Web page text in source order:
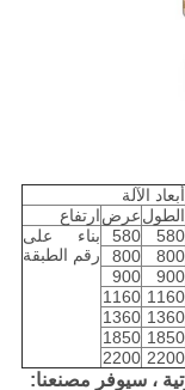
أبعاد الآلة
الطولعرضارتفاع
580
580
بناء على
رقم الطبقة
800
800
900
900
1160
1160
1360
1360
1850
1850
2200
2200
، سيوفر مصنعنا: